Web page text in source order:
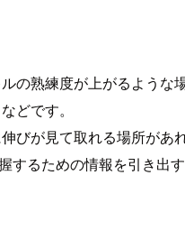
の熟練度が上がるよう
どです。
が見て取れる場所が
るための情報を引き出す